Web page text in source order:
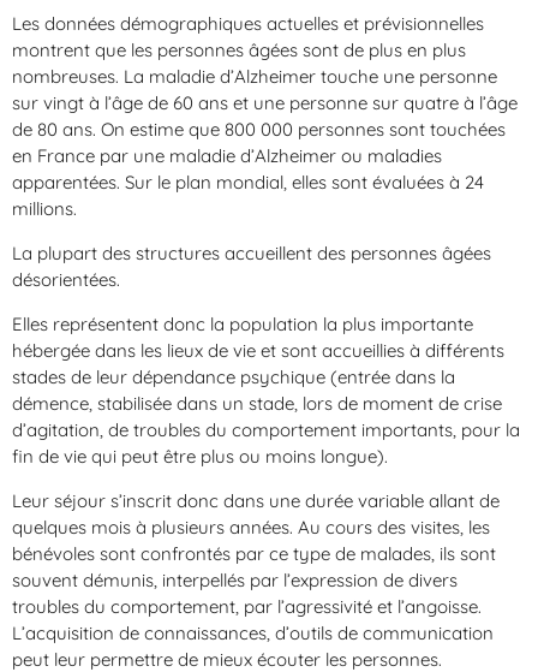
Les données démographiques actuelles et prévisionnelles
montrent que les personnes âgées sont de plus en plus
nombreuses. La maladie d’Alzheimer touche une personne
sur vingt à l’âge de 60 ans et une personne sur quatre à l’âge
de 80 ans. On estime que 800 000 personnes sont touchées
en France par une maladie d’Alzheimer ou maladies
apparentées. Sur le plan mondial, elles sont évaluées à 24
millions.
La plupart des structures accueillent des personnes âgées
désorientées.
Elles représentent donc la population la plus importante
hébergée dans les lieux de vie et sont accueillies à différents
stades de leur dépendance psychique (entrée dans la
démence, stabilisée dans un stade, lors de moment de crise
d’agitation, de troubles du comportement importants, pour la
fin de vie qui peut être plus ou moins longue).
Leur séjour s’inscrit donc dans une durée variable allant de
quelques mois à plusieurs années. Au cours des visites, les
bénévoles sont confrontés par ce type de malades, ils sont
souvent démunis, interpellés par l’expression de divers
troubles du comportement, par l’agressivité et l’angoisse.
L’acquisition de connaissances, d’outils de communication
peut leur permettre de mieux écouter les personnes.